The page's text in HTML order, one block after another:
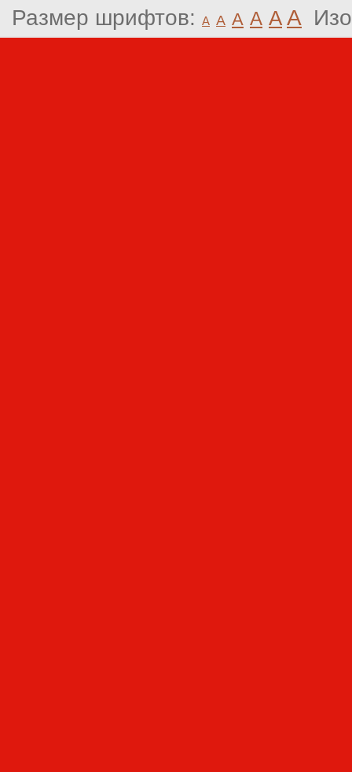
Размер шрифтов: A A A A A A